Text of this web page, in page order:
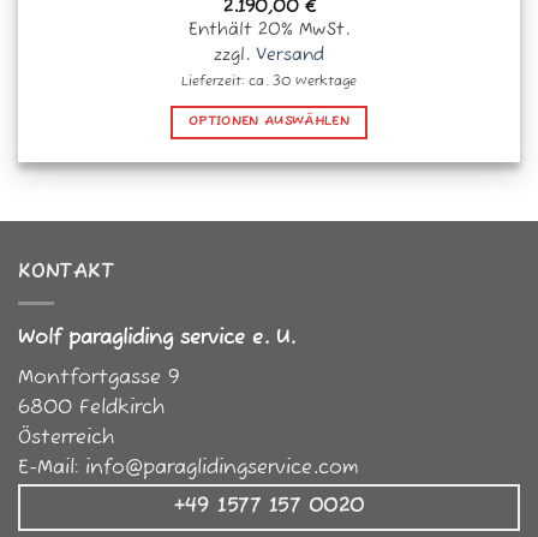
2.190,00 €
Enthält 20% MwSt.
zzgl. Versand
Lieferzeit: ca. 30 Werktage
OPTIONEN AUSWÄHLEN
Produkt
mehrere
Optionen
gewählt
werden
KONTAKT
Wolf paragliding service e. U.
Montfortgasse 9
6800 Feldkirch
Österreich
E-Mail: info@paraglidingservice.com
+49 1577 157 0020